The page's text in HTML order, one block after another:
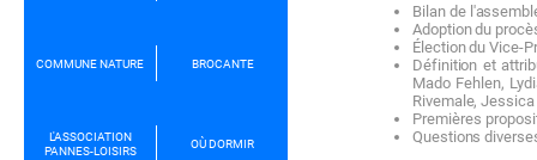
Bilande
Adoption du
Élection du Vice-
Définition et
Mado Fehlen,
Rivemale, Jessica
Premières
Questions
COMMUNE NATURE BROCANTE
L'ASSOCIATION
PANNES-LOISIRS
OÙ DORMIR